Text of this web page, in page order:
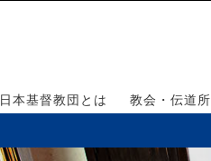
日本基督教団とは 教会・伝道所